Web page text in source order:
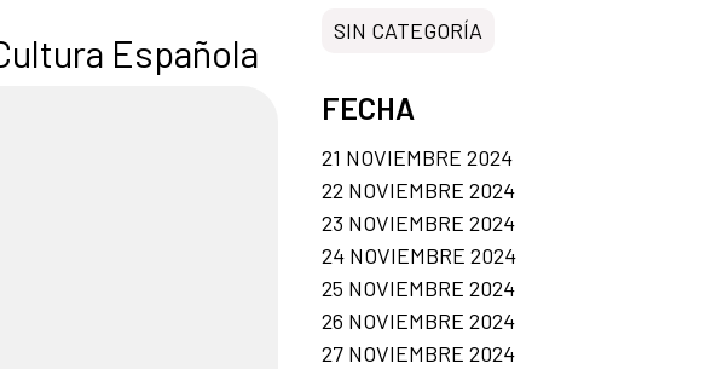
Española SIN CATEGORÍA
FECHA
21 NOVIEMBRE 2024
22 NOVIEMBRE 2024
23 NOVIEMBRE 2024
24 NOVIEMBRE 2024
25 NOVIEMBRE 2024
26 NOVIEMBRE 2024
27 NOVIEMBRE 2024